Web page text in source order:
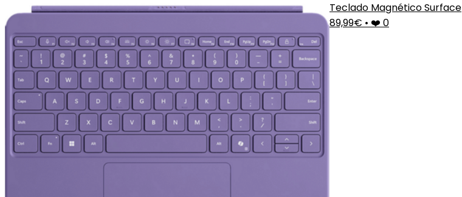
Teclado Magnético Surface
89,99€ • ❤️ 0